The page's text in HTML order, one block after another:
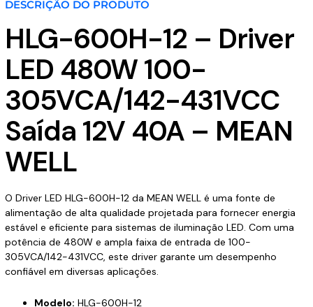
40A
MEAN
WELL
quantidade
DESCRIÇÃO DO PRODUTO
HLG-600H-12 – Driver
LED 480W 100-
305VCA/142-431VCC
Saída 12V 40A – MEAN
WELL
O Driver LED HLG-600H-12 da MEAN WELL é uma fonte de
alimentação de alta qualidade projetada para fornecer energia
estável e eficiente para sistemas de iluminação LED. Com uma
potência de 480W e ampla faixa de entrada de 100-
305VCA/142-431VCC, este driver garante um desempenho
confiável em diversas aplicações.
Modelo: HLG-600H-12